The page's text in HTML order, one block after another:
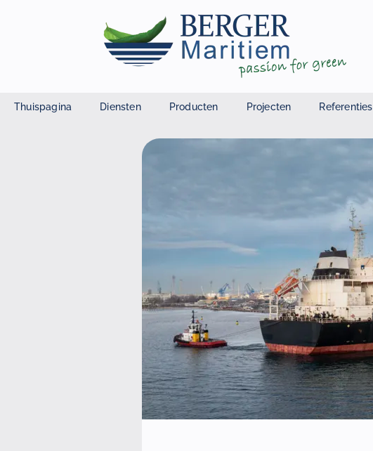
Thuispagina Diensten Producten Projecten Referenties